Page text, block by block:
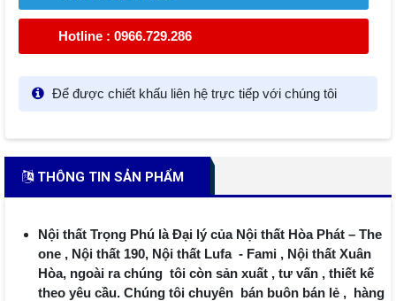
Hotline : 0966.729.286
Để được chiết khấu liên hệ trực tiếp với chúng tôi
THÔNG TIN SẢN PHẨM
Nội thất Trọng Phú là Đại lý của Nội thất Hòa Phát – The
one , Nội thất 190, Nội thất Lufa - Fami , Nội thất Xuân
Hòa, ngoài ra chúng tôi còn sản xuất , tư vấn , thiết kế
theo yêu cầu. Chúng tôi chuyên bán buôn bán lẻ , hàng